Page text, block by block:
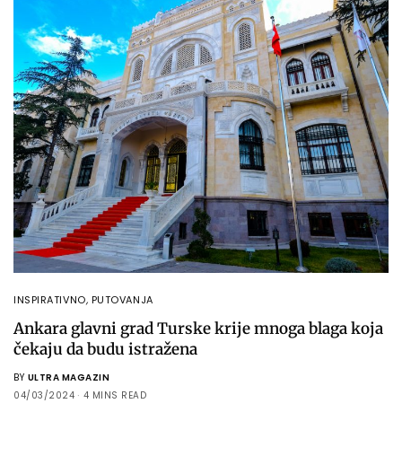
INSPIRATIVNO, PUTOVANJA
Ankara glavni grad Turske krije mnoga blaga koja
čekaju da budu istražena
BY ULTRA MAGAZIN
04/03/2024
4 MINS READ